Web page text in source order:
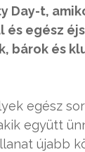
Day-t,
és egész
bárok és
egész
együtt
újabb